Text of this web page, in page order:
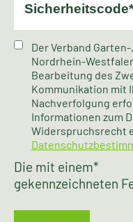
Der Verband
Nordrhein-
Bearbeitung des
Kommunikation mit
Nachverfolgung
Informationen zum
Widerspruchsrecht
Die mit einem*
gekennzeichneten